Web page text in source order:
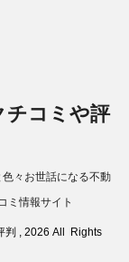
チコミや評
々お世話になる不動
ミ情報サイト
判 , 2026 All Rights